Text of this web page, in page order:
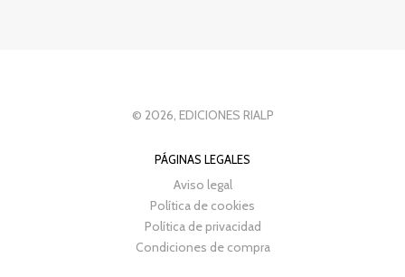
© 2026, EDICIONES RIALP
PÁGINAS LEGALES
Aviso legal
Política de cookies
Política de privacidad
Condiciones de compra